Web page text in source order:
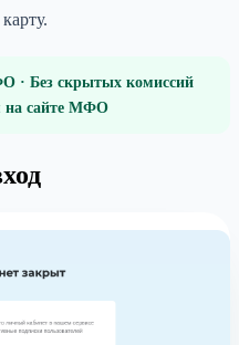
· Без скрытых комиссий
на сайте МФО